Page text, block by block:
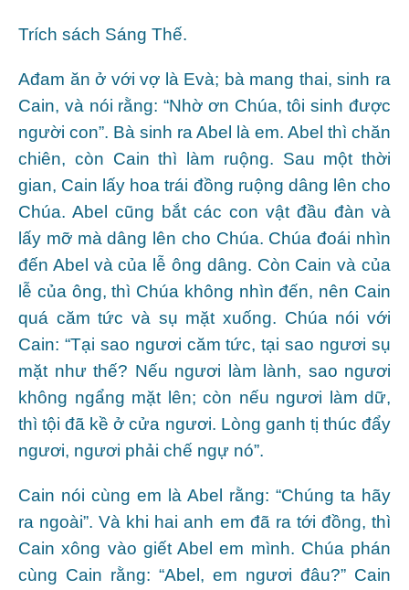
Trích sách Sáng Thế.
Ađam ăn ở với vợ là Evà; bà mang thai, sinh ra
Cain, và nói rằng: “Nhờ ơn Chúa, tôi sinh được
người con”. Bà sinh ra Abel là em. Abel thì chăn
chiên, còn Cain thì làm ruộng. Sau một thời
gian, Cain lấy hoa trái đồng ruộng dâng lên cho
Chúa. Abel cũng bắt các con vật đầu đàn và
lấy mỡ mà dâng lên cho Chúa. Chúa đoái nhìn
đến Abel và của lễ ông dâng. Còn Cain và của
lễ của ông, thì Chúa không nhìn đến, nên Cain
quá căm tức và sụ mặt xuống. Chúa nói với
Cain: “Tại sao ngươi căm tức, tại sao ngươi sụ
mặt như thế? Nếu ngươi làm lành, sao ngươi
không ngẩng mặt lên; còn nếu ngươi làm dữ,
thì tội đã kề ở cửa ngươi. Lòng ganh tị thúc đẩy
ngươi, ngươi phải chế ngự nó”.
Cain nói cùng em là Abel rằng: “Chúng ta hãy
ra ngoài”. Và khi hai anh em đã ra tới đồng, thì
Cain xông vào giết Abel em mình. Chúa phán
cùng Cain rằng: “Abel, em ngươi đâu?” Cain